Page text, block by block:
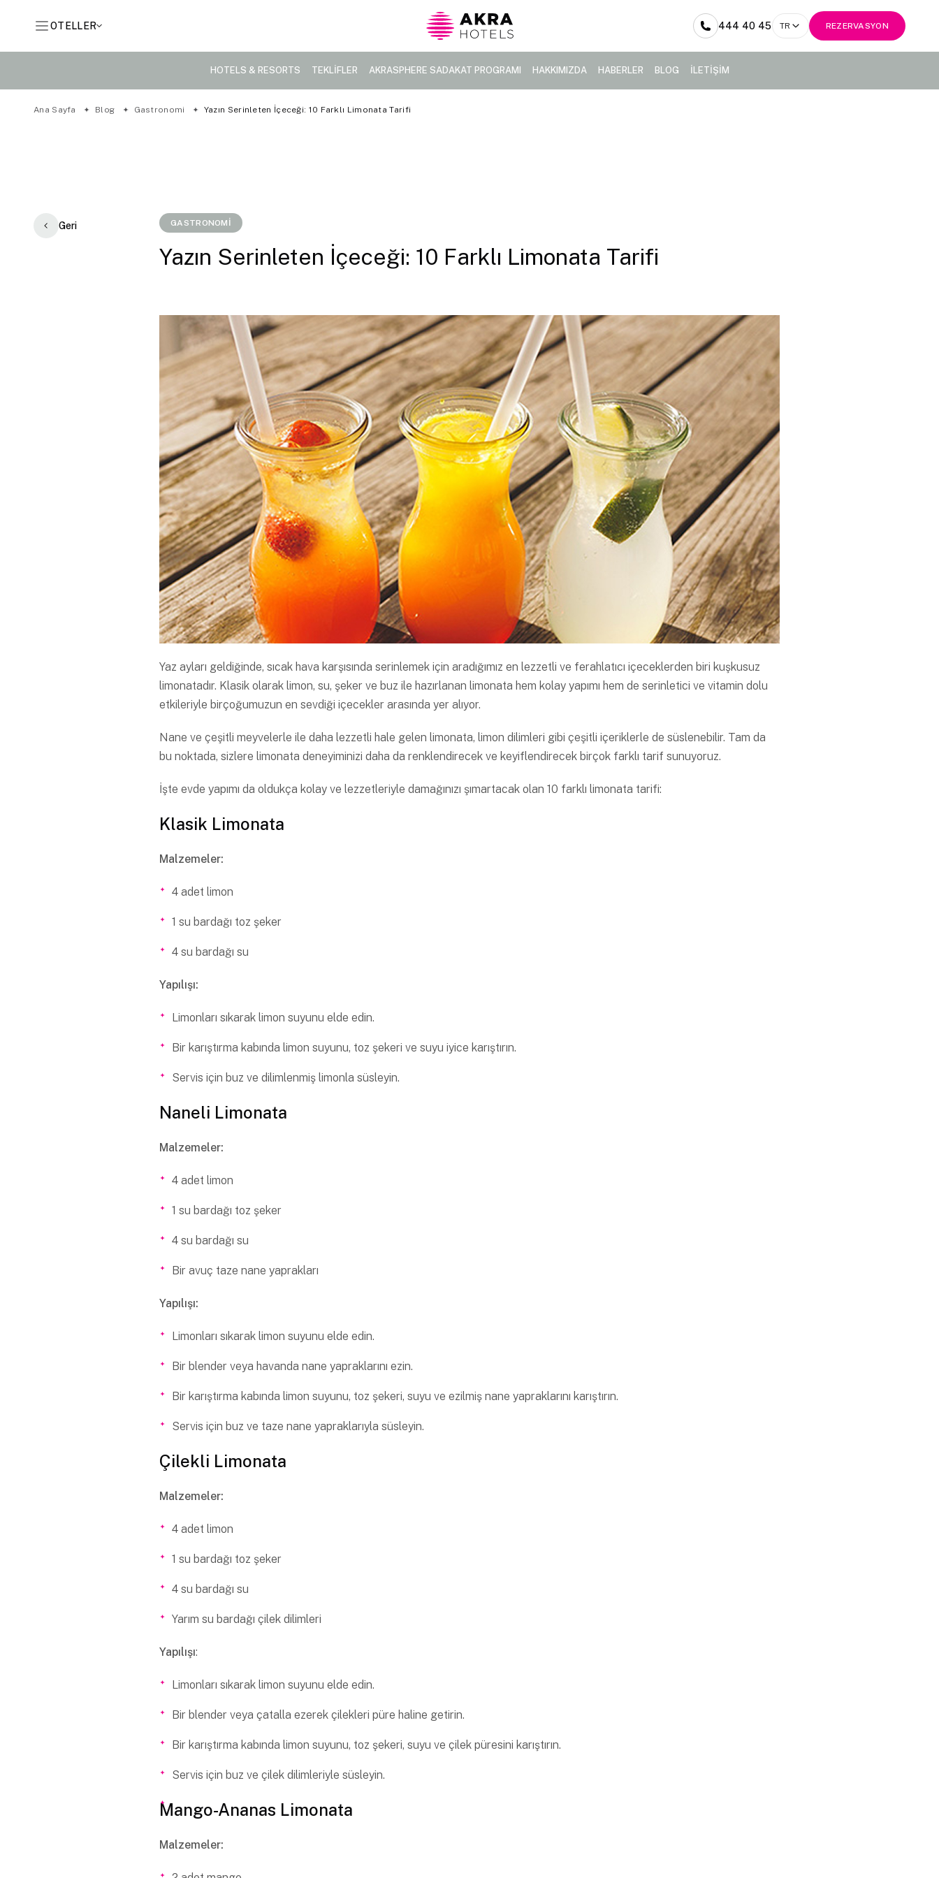
OTELLER 444 40 45 TR REZERVASYON
HOTELS & RESORTS TEKLİFLER AKRASPHERE SADAKAT PROGRAMI HAKKIMIZDA HABERLER BLOG İLETİŞİM
Ana Sayfa Blog Gastronomi Yazın Serinleten İçeceği: 10 Farklı Limonata Tarifi
Geri GASTRONOMİ
Yazın Serinleten İçeceği: 10 Farklı Limonata Tarifi
Yaz ayları geldiğinde, sıcak hava karşısında serinlemek için aradığımız en lezzetli ve ferahlatıcı içeceklerden biri kuşkusuz
limonatadır. Klasik olarak limon, su, şeker ve buz ile hazırlanan limonata hem kolay yapımı hem de serinletici ve vitamin dolu
etkileriyle birçoğumuzun en sevdiği içecekler arasında yer alıyor.
Nane ve çeşitli meyvelerle ile daha lezzetli hale gelen limonata, limon dilimleri gibi çeşitli içeriklerle de süslenebilir. Tam da
bu noktada, sizlere limonata deneyiminizi daha da renklendirecek ve keyiflendirecek birçok farklı tarif sunuyoruz.
İşte evde yapımı da oldukça kolay ve lezzetleriyle damağınızı şımartacak olan 10 farklı limonata tarifi:
Klasik Limonata
Malzemeler:
4 adet limon
1 su bardağı toz şeker
4 su bardağı su
Yapılışı:
Limonları sıkarak limon suyunu elde edin.
Bir karıştırma kabında limon suyunu, toz şekeri ve suyu iyice karıştırın.
Servis için buz ve dilimlenmiş limonla süsleyin.
Naneli Limonata
Malzemeler:
4 adet limon
1 su bardağı toz şeker
4 su bardağı su
Bir avuç taze nane yaprakları
Yapılışı:
Limonları sıkarak limon suyunu elde edin.
Bir blender veya havanda nane yapraklarını ezin.
Bir karıştırma kabında limon suyunu, toz şekeri, suyu ve ezilmiş nane yapraklarını karıştırın.
Servis için buz ve taze nane yapraklarıyla süsleyin.
Çilekli Limonata
Malzemeler:
4 adet limon
1 su bardağı toz şeker
4 su bardağı su
Yarım su bardağı çilek dilimleri
Yapılışı:
Limonları sıkarak limon suyunu elde edin.
Bir blender veya çatalla ezerek çilekleri püre haline getirin.
Bir karıştırma kabında limon suyunu, toz şekeri, suyu ve çilek püresini karıştırın.
Servis için buz ve çilek dilimleriyle süsleyin.
Mango-Ananas Limonata
Malzemeler: